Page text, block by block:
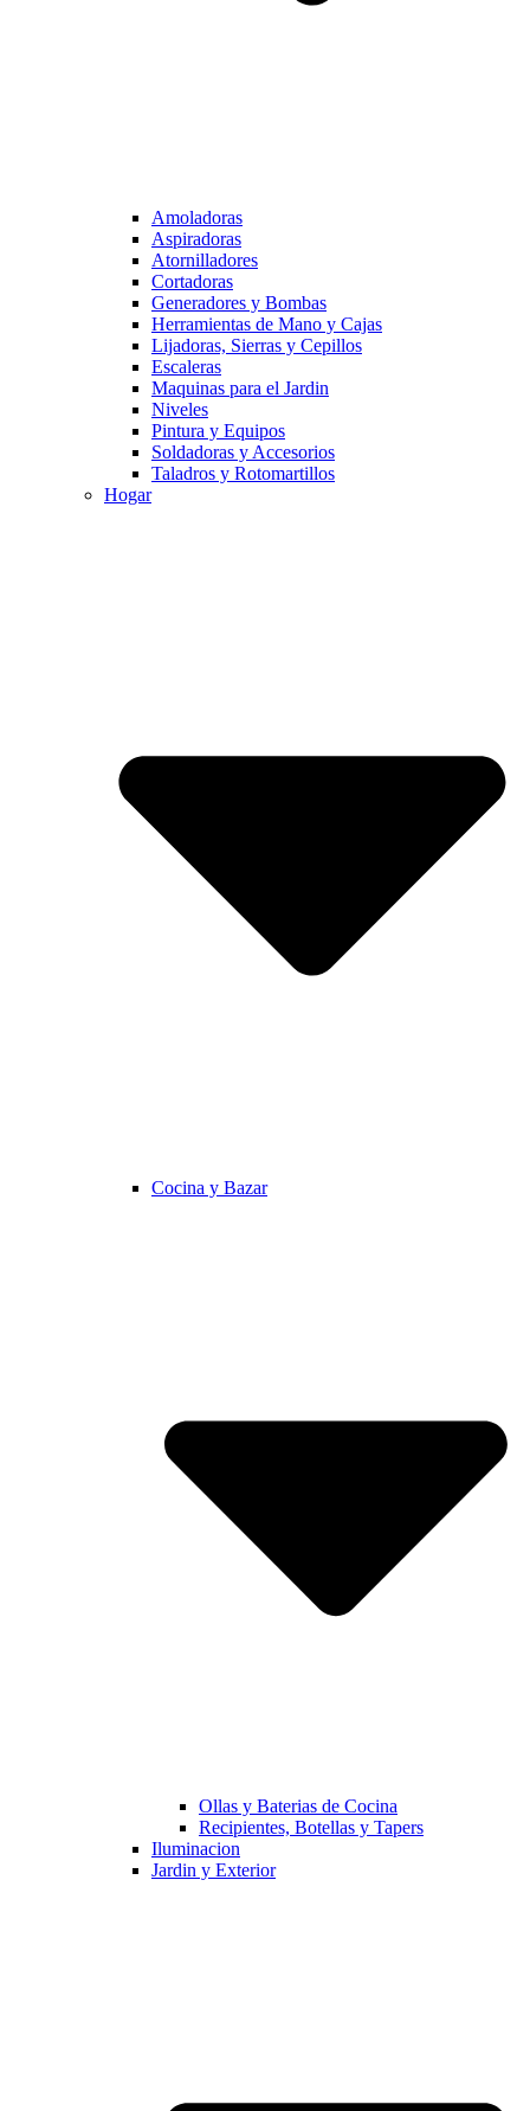
Amoladoras
Aspiradoras
Atornilladores
Cortadoras
Generadores y Bombas
Herramientas de Mano y Cajas
Lijadoras, Sierras y Cepillos
Escaleras
Maquinas para el Jardin
Niveles
Pintura y Equipos
Soldadoras y Accesorios
Taladros y Rotomartillos
Hogar
Cocina y Bazar
Ollas y Baterias de Cocina
Recipientes, Botellas y Tapers
Iluminacion
Jardin y Exterior